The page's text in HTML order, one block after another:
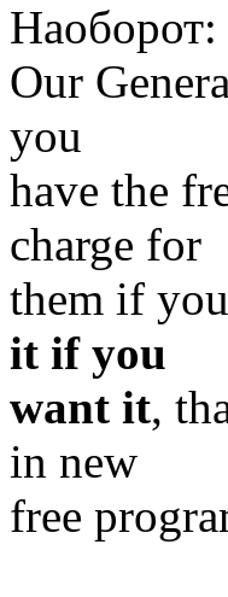
Наоборот:
Our
you
have the
charge for
them if
it if you
want it,
in new
free